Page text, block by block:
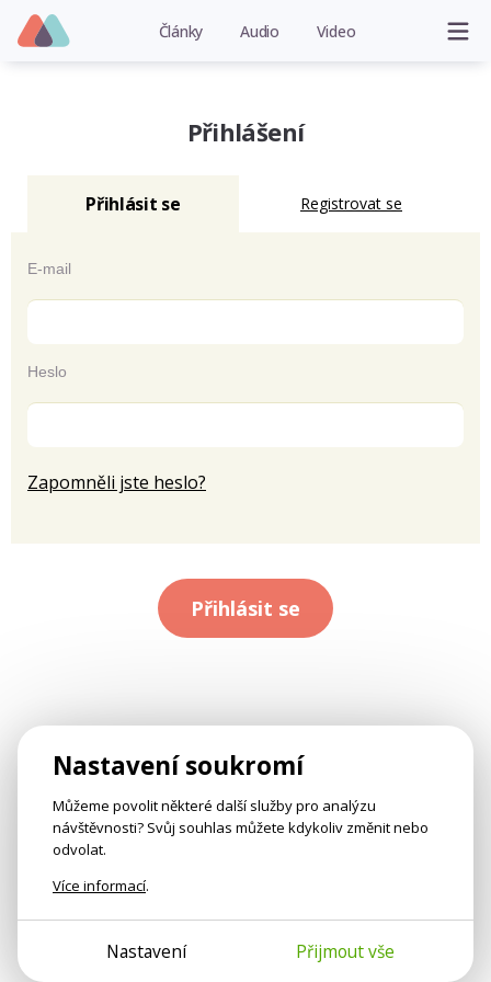
Články Audio Video
Přihlášení
Přihlásit se Registrovat se
E-mail
Heslo
Zapomněli jste heslo?
Přihlásit se
Nastavení soukromí
Můžeme povolit některé další služby pro analýzu
návštěvnosti? Svůj souhlas můžete kdykoliv změnit nebo
odvolat.
Více informací.
Nastavení Přijmout vše